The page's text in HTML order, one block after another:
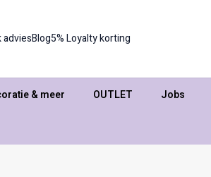
adviesBlog5% Loyalty korting
& meer OUTLET Jobs